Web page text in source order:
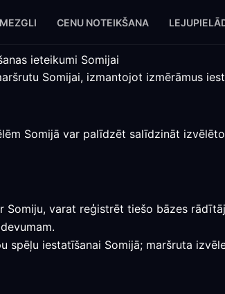
CENU NOTEIKŠANA
ieteikumi Somijai
Somijai, izmantojot izmērāmus
Somijā var palīdzēt salīdzināt
Somiju, varat reģistrēt tiešo bāzes
spēļu iestatīšanai Somijā; maršruta